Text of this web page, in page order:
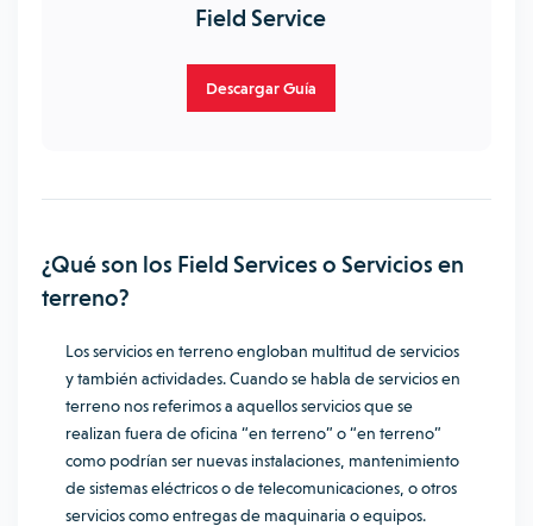
Field Service
Descargar Guía
¿Qué son los Field Services o Servicios en
terreno?
Los servicios en terreno engloban multitud de servicios
y también actividades. Cuando se habla de servicios en
terreno nos referimos a aquellos servicios que se
realizan fuera de oficina “en terreno” o “en terreno”
como podrían ser nuevas instalaciones, mantenimiento
de sistemas eléctricos o de telecomunicaciones, o otros
servicios como entregas de maquinaria o equipos.